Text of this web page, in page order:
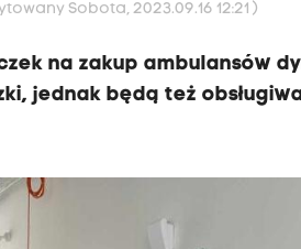
Sobota, 2023.09.16 12:21 )
na zakup ambulansów
jednak będą też